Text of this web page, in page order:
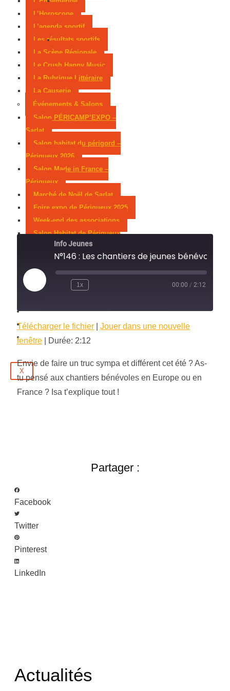
L’Horoscope
L’agenda sportif
Les résultats sportifs
La Scène Régionale
Le Crush Happy Music
La Rubrique Littéraire
La Causerie
Événements & Salons
Salon PÉRICAMP’EXPO –
Sarlat
Salon habitat du périgord –
Périgueux 2026
Salon Made in France –
Périgueux
Marché de Noël de Sarlat
Foire expo de Périgueux 2025
Week-end des associations
Salon Habitat de Périgueux
Tous les Podcasts
Municipales 2026
Jeux
Emploi
Évènements
Contact
X
Info Jeunes
Play
Episode
1x 00:00 / 2:12
Télécharger le fichier
Jouer dans une nouvelle
fenêtre
Durée: 2:12
Envie de faire un truc sympa et différent cet été ? As-
tu pensé aux chantiers bénévoles en Europe ou en
France ? Isa t’explique tout !
Partager :
Facebook
Twitter
Pinterest
LinkedIn
Actualités